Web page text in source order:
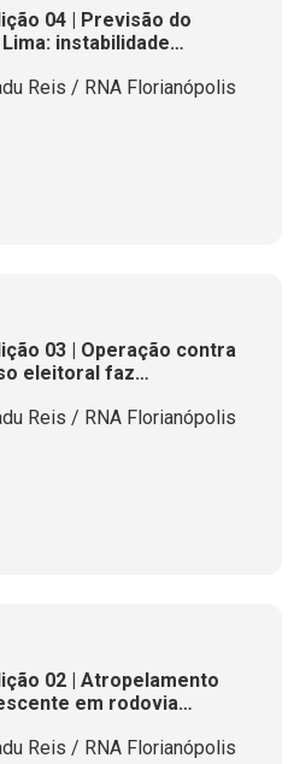
04 | Previsão do
instabilidade
Reis / RNA Florianópolis
03 | Operação contra
eleitoral faz
de tecnologia da
seletivo nesta terça
Reis / RNA Florianópolis
02 | Atropelamento
em rodovia
de cadastro. Concurso
Reis / RNA Florianópolis